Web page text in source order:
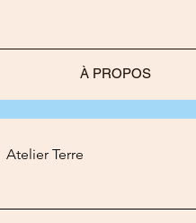
À PROPOS
Atelier Terre